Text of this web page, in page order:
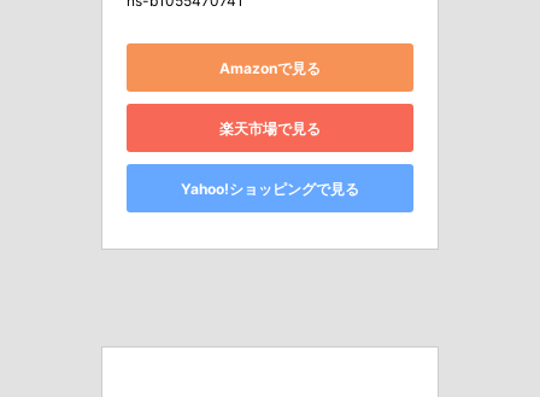
Amazonで見る
楽天市場で見る
Yahoo!ショッピングで見る